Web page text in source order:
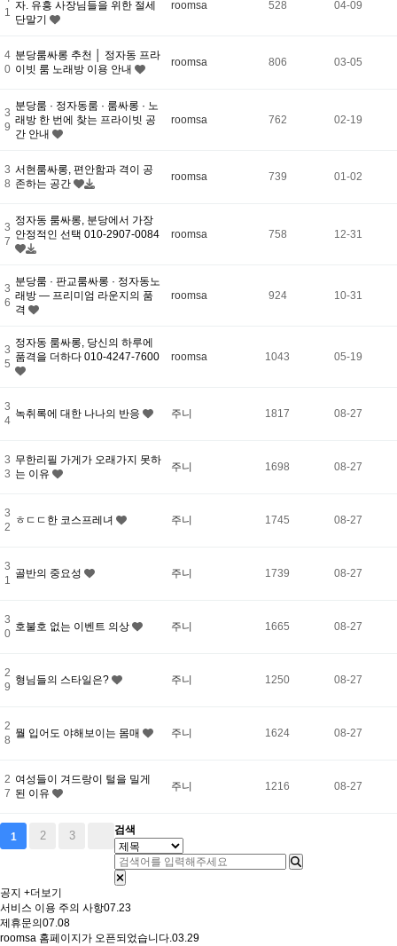
1
자. 유흥 사장님들을 위한 절세
단말기
roomsa 528 04-09
4
0
분당룸싸롱 추천 │ 정자동 프라
이빗 룸 노래방 이용 안내
roomsa 806 03-05
3
9
분당룸 · 정자동룸 · 룸싸롱 · 노
래방 한 번에 찾는 프라이빗 공
간 안내
roomsa 762 02-19
3
8
서현룸싸롱, 편안함과 격이 공
존하는 공간
roomsa 739 01-02
3
7
정자동 룸싸롱, 분당에서 가장
안정적인 선택 010-2907-0084
roomsa 758 12-31
3
6
분당룸 · 판교룸싸롱 · 정자동노
래방 — 프리미엄 라운지의 품
격
roomsa 924 10-31
3
5
정자동 룸싸롱, 당신의 하루에
품격을 더하다 010-4247-7600
roomsa 1043 05-19
3
4
녹취록에 대한 나나의 반응 주니 1817 08-27
3
3
무한리필 가게가 오래가지 못하
는 이유
주니 1698 08-27
3
2
ㅎㄷㄷ한 코스프레녀 주니 1745 08-27
3
1
골반의 중요성 주니 1739 08-27
3
0
호불호 없는 이벤트 의상 주니 1665 08-27
2
9
형님들의 스타일은? 주니 1250 08-27
2
8
뭘 입어도 야해보이는 몸매 주니 1624 08-27
2
7
여성들이 겨드랑이 털을 밀게
된 이유
주니 1216 08-27
1 2 3 검색
공지 +더보기
서비스 이용 주의 사항07.23
제휴문의 07.08
roomsa 홈페이지가 오픈되었습니다.03.29